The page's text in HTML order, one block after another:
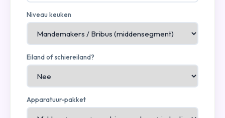
Niveau keuken
Eiland of schiereiland?
Apparatuur-pakket